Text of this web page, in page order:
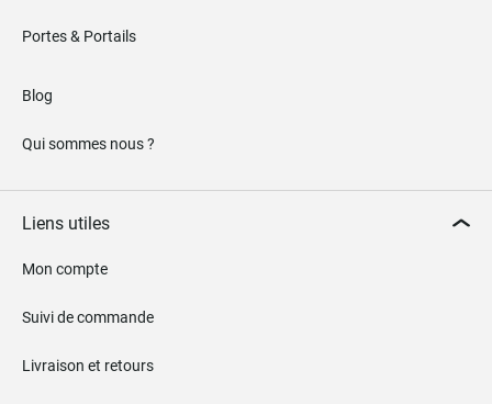
Portes & Portails
Blog
Qui sommes nous ?
Liens utiles
Mon compte
Suivi de commande
Livraison et retours